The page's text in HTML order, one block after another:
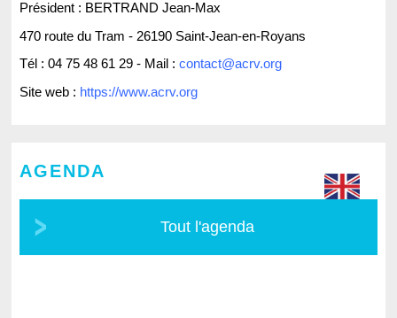
Président : BERTRAND Jean-Max
470 route du Tram - 26190 Saint-Jean-en-Royans
Tél : 04 75 48 61 29 - Mail : contact@acrv.org
Site web : https://www.acrv.org
AGENDA
Tout l'agenda